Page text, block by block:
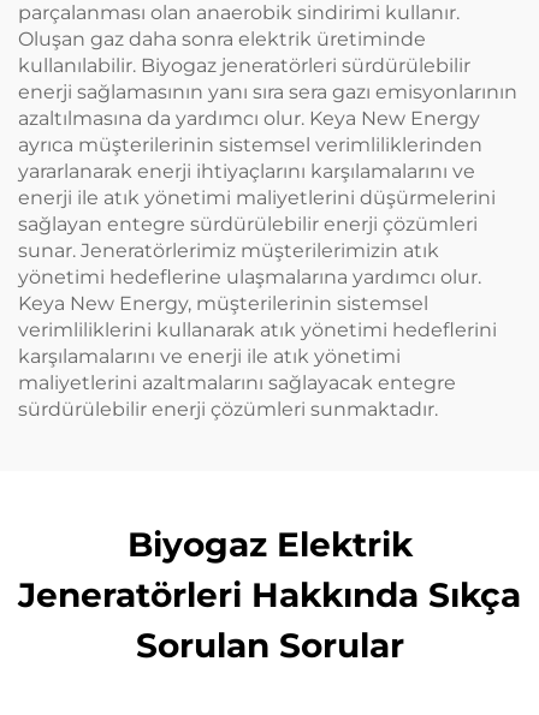
parçalanması olan anaerobik sindirimi kullanır.
Oluşan gaz daha sonra elektrik üretiminde
kullanılabilir. Biyogaz jeneratörleri sürdürülebilir
enerji sağlamasının yanı sıra sera gazı emisyonlarının
azaltılmasına da yardımcı olur. Keya New Energy
ayrıca müşterilerinin sistemsel verimliliklerinden
yararlanarak enerji ihtiyaçlarını karşılamalarını ve
enerji ile atık yönetimi maliyetlerini düşürmelerini
sağlayan entegre sürdürülebilir enerji çözümleri
sunar. Jeneratörlerimiz müşterilerimizin atık
yönetimi hedeflerine ulaşmalarına yardımcı olur.
Keya New Energy, müşterilerinin sistemsel
verimliliklerini kullanarak atık yönetimi hedeflerini
karşılamalarını ve enerji ile atık yönetimi
maliyetlerini azaltmalarını sağlayacak entegre
sürdürülebilir enerji çözümleri sunmaktadır.
Biyogaz Elektrik
Jeneratörleri Hakkında Sıkça
Sorulan Sorular